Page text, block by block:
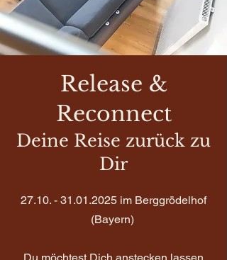
Release &
Reconnect
Deine Reise zurück zu
Dir
27.10. - 31.01.2025 im Berggrödelhof
(Bayern)